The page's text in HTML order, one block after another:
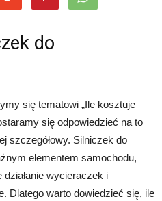
do
się tematowi „Ile kosztuje
się odpowiedzieć na to
szczegółowy. Silniczek do
elementem samochodu,
działanie wycieraczek i
Dlatego warto dowiedzieć się, ile